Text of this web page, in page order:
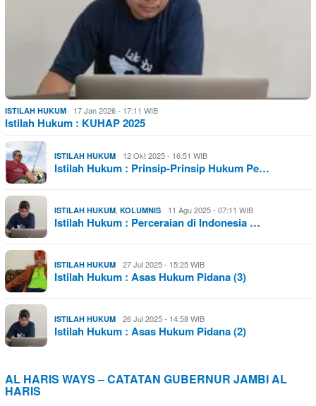
ISTILAH HUKUM 17 Jan 2026 - 17:11 WIB
Istilah Hukum : KUHAP 2025
ISTILAH HUKUM 12 Okt 2025 - 16:51 WIB
Istilah Hukum : Prinsip-Prinsip Hukum Pe…
ISTILAH HUKUM, KOLUMNIS 11 Agu 2025 - 07:11 WIB
Istilah Hukum : Perceraian di Indonesia …
ISTILAH HUKUM 27 Jul 2025 - 15:25 WIB
Istilah Hukum : Asas Hukum Pidana (3)
ISTILAH HUKUM 26 Jul 2025 - 14:58 WIB
Istilah Hukum : Asas Hukum Pidana (2)
AL HARIS WAYS – CATATAN GUBERNUR JAMBI AL
HARIS